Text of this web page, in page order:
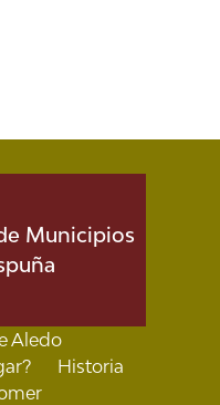
Municipios
Aledo
Historia